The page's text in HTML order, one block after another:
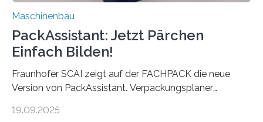
Maschinenbau
PackAssistant: Jetzt Pärchen
Einfach Bilden!
Fraunhofer SCAI zeigt auf der FACHPACK die neue
Version von PackAssistant. Verpackungsplaner
Automobil, Maschinenbau und in der Zulieferindustrie.
19.09.2025